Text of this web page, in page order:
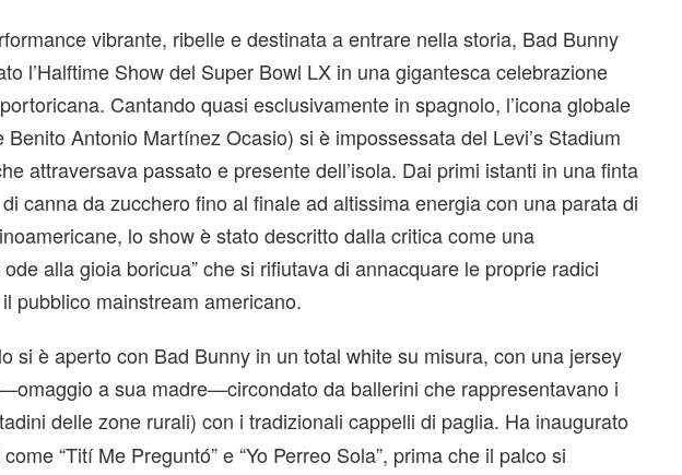
vibrante, ribelle e destinata a entrare nella storia, Bad Bunny
l’Halftime Show del Super Bowl LX in una gigantesca celebrazione
Cantando quasi esclusivamente in spagnolo, l’icona globale
Benito Antonio Martínez Ocasio) si è impossessata del Levi’s Stadium
attraversava passato e presente dell’isola. Dai primi istanti in una finta
canna da zucchero fino al finale ad altissima energia con una parata di
lo show è stato descritto dalla critica come una
ode alla gioia boricua” che si rifiutava di annacquare le proprie radici
pubblico mainstream americano.
si è aperto con Bad Bunny in un total white su misura, con una jersey
a sua madre—circondato da ballerini che rappresentavano i
delle zone rurali) con i tradizionali cappelli di paglia. Ha inaugurato
“Tití Me Preguntó” e “Yo Perreo Sola”, prima che il palco si